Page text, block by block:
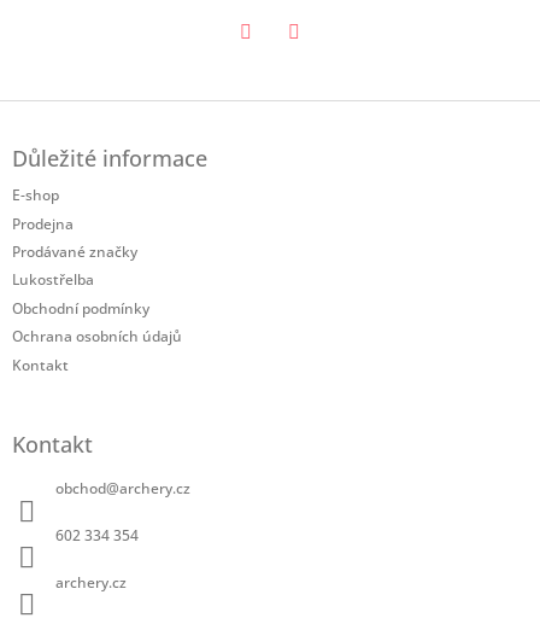
Důležité informace
E-shop
Prodejna
Prodávané značky
Lukostřelba
Obchodní podmínky
Ochrana osobních údajů
Kontakt
Kontakt
obchod@archery.cz
602 334 354
archery.cz